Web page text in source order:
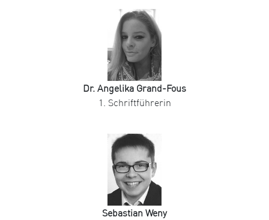
Dr. Angelika Grand-Fous
1. Schriftführerin
Sebastian Weny